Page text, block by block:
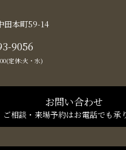
田本町59-14
9056
定休:火・水)
お問い合わせ
ご相談・来場予約はお電話でも承